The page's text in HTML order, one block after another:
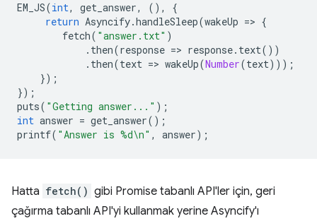
EM_JS(int, get_answer, (),
{
return Asyncify.handleSleep(wakeUp => {
fetch( "answer.txt" )
. then(response => response. text())
. then(text => wakeUp(Number(text)));
});
});
puts( "Getting answer..." );
int answer = get_answer();
printf( "Answer is %d\n" , answer);
Hatta fetch() gibi Promise tabanlı API'ler için, geri
çağırma tabanlı API'yi kullanmak yerine Asyncify'ı